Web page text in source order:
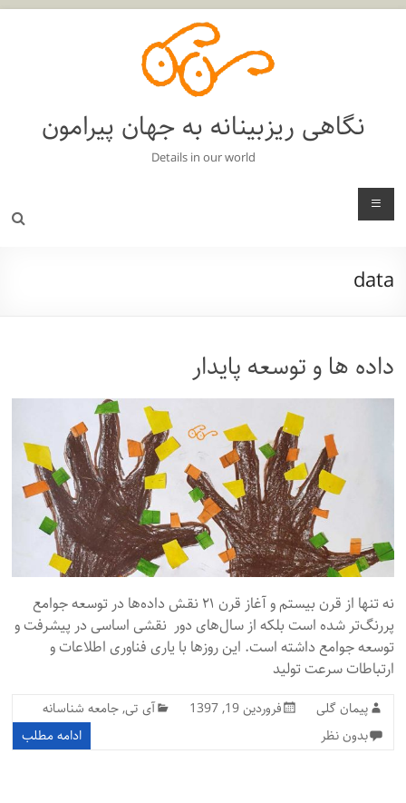
نگاهی ریزبینانه به جهان پیرامون
Details in our world
منو
data
داده ها و توسعه پایدار
نه تنها از قرن بیستم و آغاز قرن ۲۱ نقش داده‌ها در توسعه جوامع
پررنگ‌تر شده است بلکه از سال‌های دور نقشی اساسی در پیشرفت و
توسعه جوامع داشته است. این روزها با یاری فناوری اطلاعات و
ارتباطات سرعت تولید
پیمان گلی فروردین 19, 1397 آی تی,جامعه شناسانه
بدون نظر
ادامه مطلب